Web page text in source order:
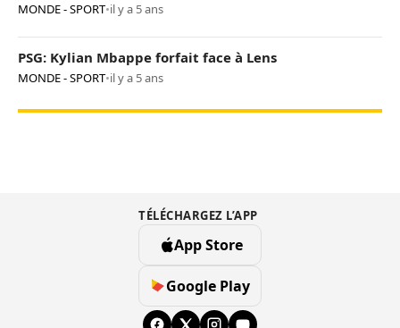
MONDE - SPORT•il y a 5 ans
PSG: Kylian Mbappe forfait face à Lens
MONDE - SPORT•il y a 5 ans
TÉLÉCHARGEZ L’APP
App Store
Google Play